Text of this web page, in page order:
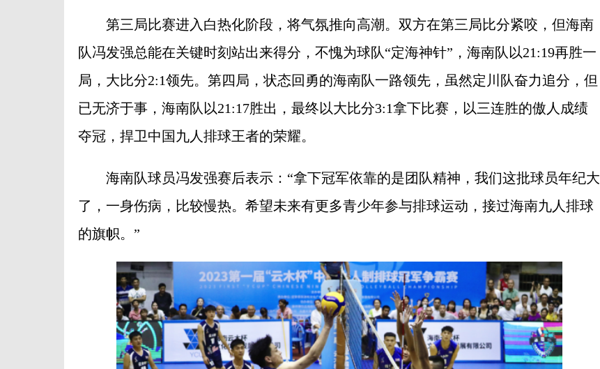
第三局比赛进入白热化阶段，将气氛推向高潮。双方在第三局比分紧咬，但海南
队冯发强总能在关键时刻站出来得分，不愧为球队“定海神针”，海南队以21:19再胜一
局，大比分2:1领先。第四局，状态回勇的海南队一路领先，虽然定川队奋力追分，但
已无济于事，海南队以21:17胜出，最终以大比分3:1拿下比赛，以三连胜的傲人成绩
夺冠，捍卫中国九人排球王者的荣耀。
海南队球员冯发强赛后表示：“拿下冠军依靠的是团队精神，我们这批球员年纪大
了，一身伤病，比较慢热。希望未来有更多青少年参与排球运动，接过海南九人排球
的旗帜。”